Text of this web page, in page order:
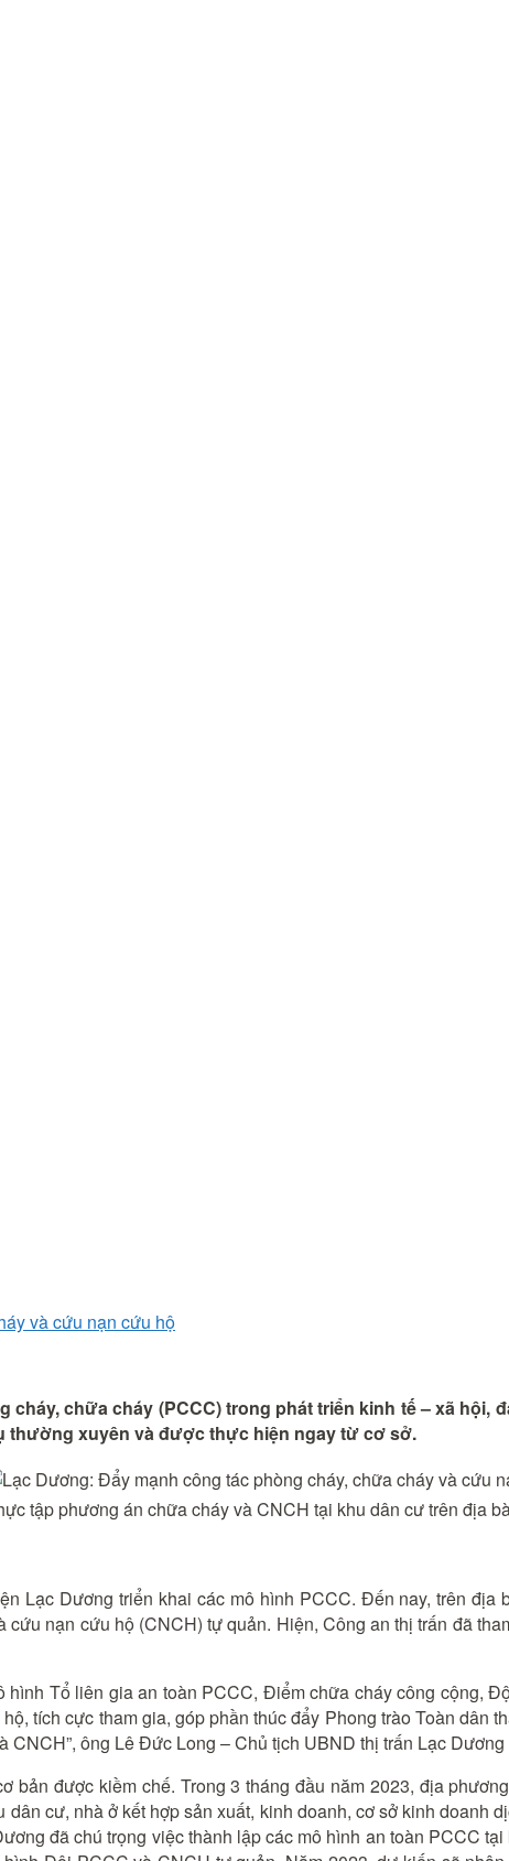
và cứu nạn cứu hộ
chữa cháy (PCCC) trong phát triển kinh tế – xã
thường xuyên và được thực hiện ngay từ cơ sở.
tập phương án chữa cháy và CNCH tại khu dân cư trên địa
Lạc Dương triển khai các mô hình PCCC. Đến nay, trên
nạn cứu hộ (CNCH) tự quản. Hiện, Công an thị trấn đã
hình Tổ liên gia an toàn PCCC, Điểm chữa cháy công cộng,
tích cực tham gia, góp phần thúc đẩy Phong trào Toàn dân
ông Lê Đức Long – Chủ tịch UBND thị trấn Lạc Dương
bản được kiềm chế. Trong 3 tháng đầu năm 2023, địa
dân cư, nhà ở kết hợp sản xuất, kinh doanh, cơ sở kinh
đã chú trọng việc thành lập các mô hình an toàn PCCC